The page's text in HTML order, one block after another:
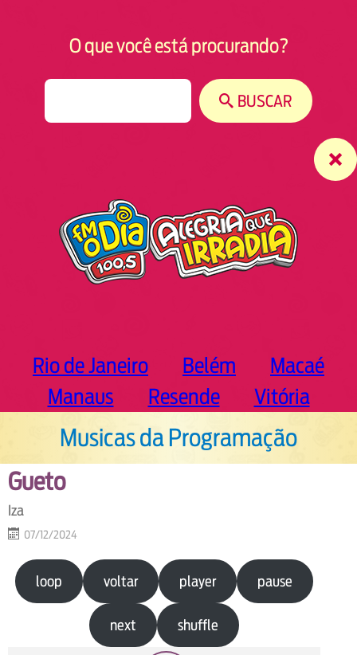
O que você está procurando?
BUSCAR
Rio de Janeiro Belém
Macaé
Manaus
Resende Vitória
Musicas da Programação
Gueto
Iza
07/12/2024
loop voltar player pause
next shuffle